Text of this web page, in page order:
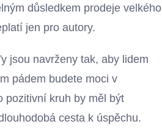
důsledkem prodeje velkého
jen pro autory.
jsou navrženy tak, aby lidem
pádem budete moci v
pozitivní kruh by měl být
cesta k úspěchu.